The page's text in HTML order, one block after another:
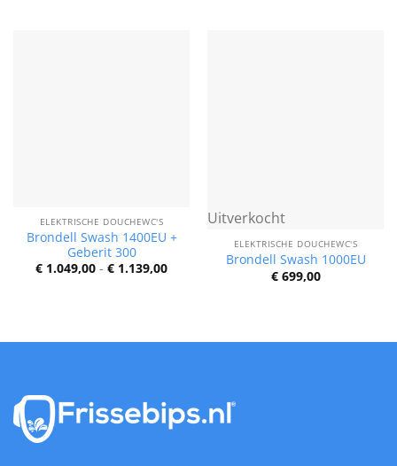
ELEKTRISCHE DOUCHEWC'S
Brondell Swash 1400EU +
Geberit 300
€ 1.049,00 - € 1.139,00Prijsklasse:
Uitverkocht
ELEKTRISCHE DOUCHEWC'S
Brondell Swash 1000EU
€699,00